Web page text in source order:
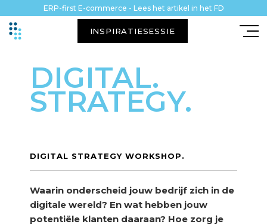
ERP-first E-commerce - Lees het artikel in het FD
INSPIRATIESESSIE
DIGITAL.
STRATEGY.
DIGITAL STRATEGY WORKSHOP.
Waarin onderscheid jouw bedrijf zich in de
digitale wereld? En wat hebben jouw
potentiële klanten daaraan? Hoe zorg je